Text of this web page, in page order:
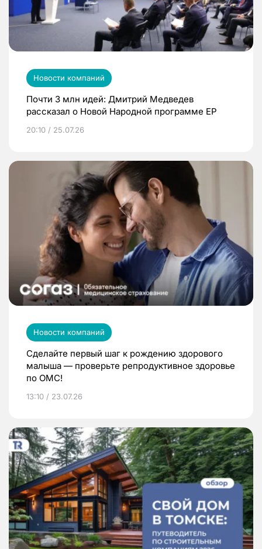
Новости компаний
Почти 3 млн идей: Дмитрий Медведев
рассказал о Новой Народной программе ЕР
20:10 / 25.07.26
Новости компаний
Сделайте первый шаг к рождению здорового
малыша — проверьте репродуктивное здоровье
по ОМС!
13:10 / 23.07.26